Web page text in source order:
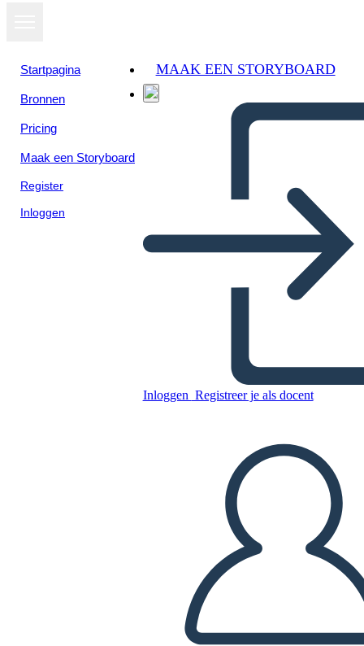
Startpagina
Bronnen
Pricing
Maak een Storyboard
Register
Inloggen
MAAK EEN STORYBOARD
Inloggen Registreer je als docent
Pitch Deck Info-3
MAAK EEN STORYBOARD
DIAVOORSTELLING AFSPELEN
LEES MIJ VOOR